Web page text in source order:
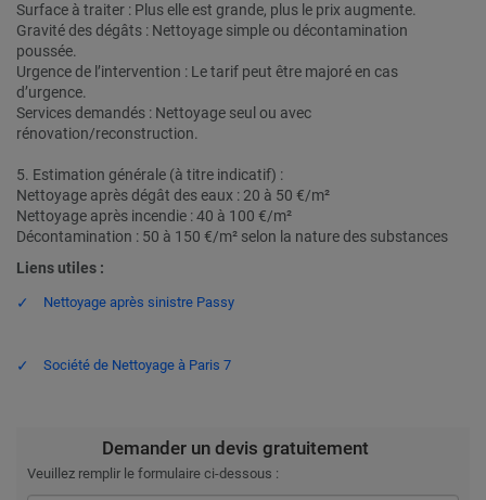
Surface à traiter : Plus elle est grande, plus le prix augmente.
Gravité des dégâts : Nettoyage simple ou décontamination
poussée.
Urgence de l’intervention : Le tarif peut être majoré en cas
d’urgence.
Services demandés : Nettoyage seul ou avec
rénovation/reconstruction.
5. Estimation générale (à titre indicatif) :
Nettoyage après dégât des eaux : 20 à 50 €/m²
Nettoyage après incendie : 40 à 100 €/m²
Décontamination : 50 à 150 €/m² selon la nature des substances
Liens utiles :
Nettoyage après sinistre Passy
Société de Nettoyage à Paris 7
Demander un devis gratuitement
Veuillez remplir le formulaire ci-dessous :